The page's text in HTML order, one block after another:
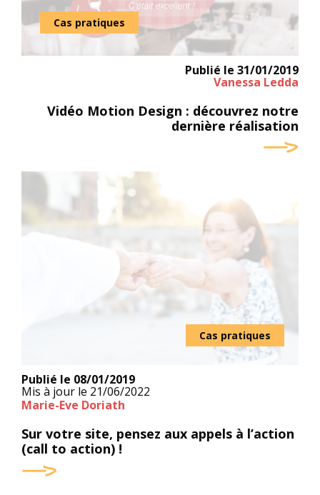
Cas pratiques
Publié le 31/01/2019
Vanessa Ledda
Vidéo Motion Design : découvrez notre
dernière réalisation
Cas pratiques
Publié le 08/01/2019
Mis à jour le 21/06/2022
Marie-Eve Doriath
Sur votre site, pensez aux appels à l’action
(call to action) !